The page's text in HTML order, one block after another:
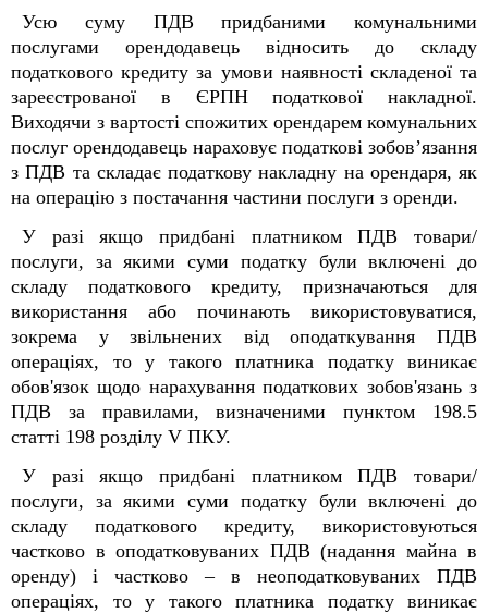
Усю суму ПДВ придбаними комунальними
послугами орендодавець відносить до складу
податкового кредиту за умови наявності складеної та
зареєстрованої в ЄРПН податкової накладної.
Виходячи з вартості спожитих орендарем комунальних
послуг орендодавець нараховує податкові зобов’язання
з ПДВ та складає податкову накладну на орендаря, як
на операцію з постачання частини послуги з оренди.
У разі якщо придбані платником ПДВ товари/
послуги, за якими суми податку були включені до
складу податкового кредиту, призначаються для
використання або починають використовуватися,
зокрема у звільнених від оподаткування ПДВ
операціях, то у такого платника податку виникає
обов'язок щодо нарахування податкових зобов'язань з
ПДВ за правилами, визначеними пунктом 198.5
статті 198 розділу V ПКУ.
У разі якщо придбані платником ПДВ товари/
послуги, за якими суми податку були включені до
складу податкового кредиту, використовуються
частково в оподатковуваних ПДВ (надання майна в
оренду) і частково – в неоподатковуваних ПДВ
операціях, то у такого платника податку виникає